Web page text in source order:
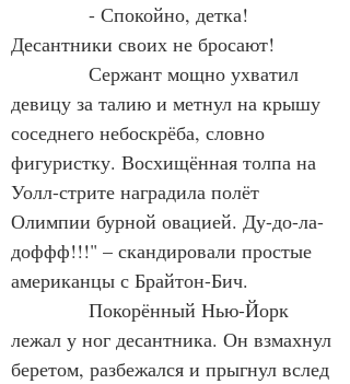
- Спокойно, детка!
Десантники своих не бросают!
Сержант мощно ухватил
девицу за талию и метнул на крышу
соседнего небоскрёба, словно
фигуристку. Восхищённая толпа на
Уолл-стрите наградила полёт
Олимпии бурной овацией. Ду-до-ла-
доффф!!!" – скандировали простые
американцы с Брайтон-Бич.
Покорённый Нью-Йорк
лежал у ног десантника. Он взмахнул
беретом, разбежался и прыгнул вслед